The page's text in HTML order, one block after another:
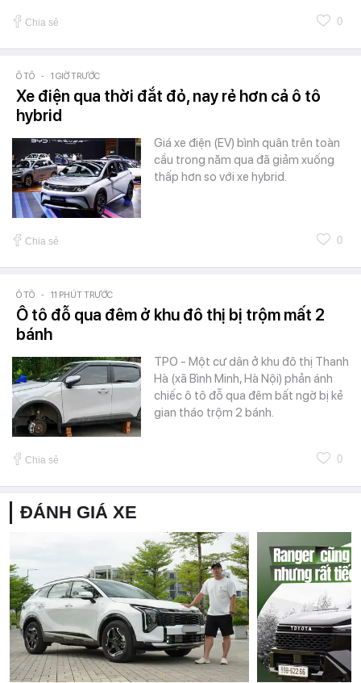
Chia sẻ 0
Ô TÔ - 1 GIỜ TRƯỚC
Xe điện qua thời đắt đỏ, nay rẻ hơn cả ô tô
hybrid
Giá xe điện (EV) bình quân trên toàn
cầu trong năm qua đã giảm xuống
thấp hơn so với xe hybrid.
Chia sẻ 0
Ô TÔ - 11 PHÚT TRƯỚC
Ô tô đỗ qua đêm ở khu đô thị bị trộm mất 2
bánh
TPO - Một cư dân ở khu đô thị Thanh
Hà (xã Bình Minh, Hà Nội) phản ánh
chiếc ô tô đỗ qua đêm bất ngờ bị kẻ
gian tháo trộm 2 bánh.
Chia sẻ 0
ĐÁNH GIÁ XE